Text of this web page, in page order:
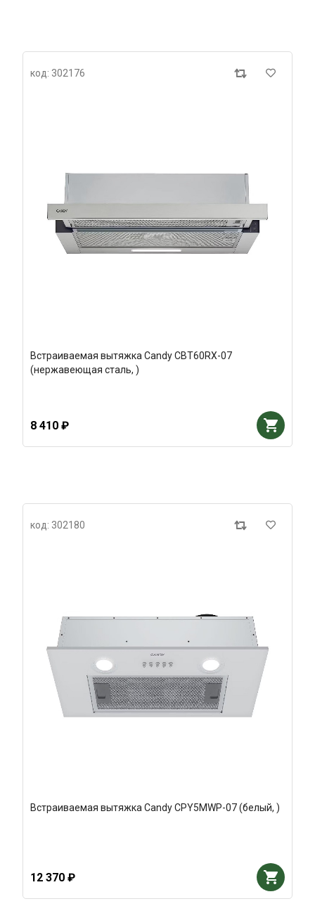
код: 302176
Встраиваемая вытяжка Candy CBT60RX-07
(нержавеющая сталь, )
8 410 ₽
код: 302180
Встраиваемая вытяжка Candy CPY5MWP-07 (белый, )
12 370 ₽